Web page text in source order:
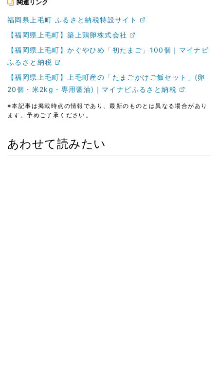
関連リンク
福岡県上毛町 ふるさと納税特設サイト
【福岡県上毛町】築上鶏卵株式会社
【福岡県上毛町】かぐやひめ「初たまご」100個｜マイナビ
ふるさと納税
【福岡県上毛町】上毛町産の「たまごかけご飯セット」(卵
20個・米2kg・専用醤油)｜マイナビふるさと納税
※本記事は掲載時点の情報であり、最新のものとは異なる場合があり
ます。予めご了承ください。
あわせて読みたい